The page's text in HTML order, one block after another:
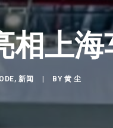
相上海
,新闻 BY 黄 尘